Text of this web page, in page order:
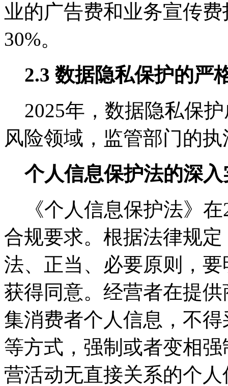
业的广告费和业务宣传
30%。
2.3 数据隐私保护的严
2025年，数据隐私保
风险领域，监管部门的
个人信息保护法的深入
《个人信息保护法》在
合规要求。根据法律规
法、正当、必要原则，
获得同意。经营者在提
集消费者个人信息，不
等方式，强制或者变相
营活动无直接关系的个人